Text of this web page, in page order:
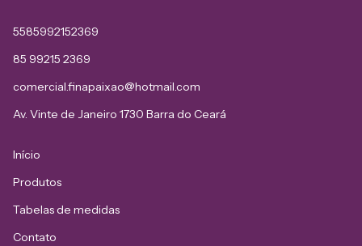
5585992152369
85 99215 2369
comercial.finapaixao@hotmail.com
Av. Vinte de Janeiro 1730 Barra do Ceará
Início
Produtos
Tabelas de medidas
Contato